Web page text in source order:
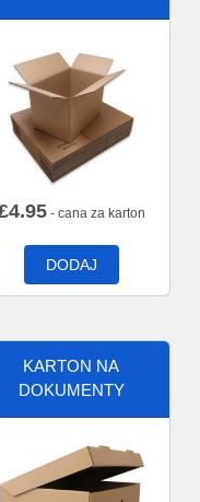
4.95- cana za karton
DODAJ
KARTON NA
DOKUMENTY